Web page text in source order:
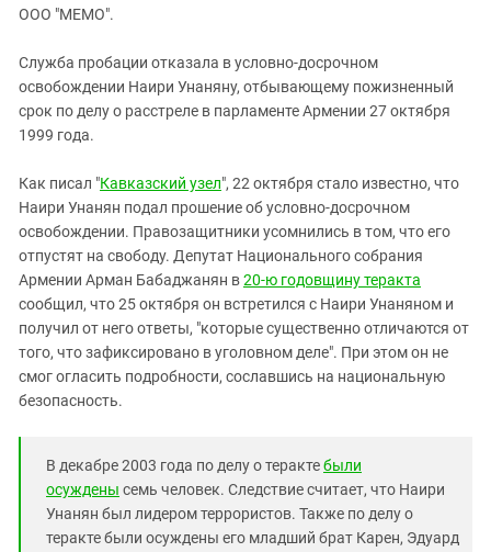
ИНАКОМЫСЛИЕ В ЧЕЧНЕ
ПРЕСЛЕДОВАНИЕ АКТИВИСТОВ
МОБИЛИЗАЦИЯ И ПРОТЕСТЫ
Дагестан
Ингушетия
Кабардино-Балкария
Калмыкия
Краснодарский край
Нагорный Карабах
Российская Федерация
Ростовская область
Северная Осетия - Алания
СКФО
Южная Осетия
Южный Кавказ
ООО "МЕМО".
Служба пробации отказала в условно-досрочном
освобождении Наири Унаняну, отбывающему пожизненный
срок по делу о расстреле в парламенте Армении 27 октября
1999 года.
Как писал "Кавказский узел", 22 октября стало известно, что
Наири Унанян подал прошение об условно-досрочном
освобождении. Правозащитники усомнились в том, что его
отпустят на свободу. Депутат Национального собрания
Армении Арман Бабаджанян в20-ю годовщину теракта
сообщил, что 25 октября он встретился с Наири Унаняном и
получил от него ответы, "которые существенно отличаются от
того, что зафиксировано в уголовном деле". При этом он не
смог огласить подробности, сославшись на национальную
безопасность.
В декабре 2003 года по делу о терактебыли
осуждены семь человек. Следствие считает, что Наири
Унанян был лидером террористов. Также по делу о
теракте были осуждены его младший брат Карен, Эдуард